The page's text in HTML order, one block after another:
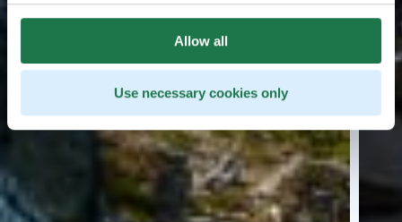
Allow all
Use necessary cookies only